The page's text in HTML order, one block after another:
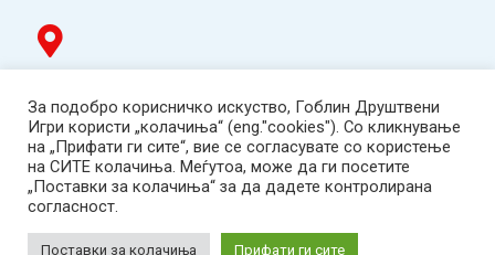
ТЦ Буњаковец - 1. кат, Скопје.
Tел: 078 669 482
Работно време: пон-пет 12:00-19:00 /саб 12:00-17:00
2001-2026 Goblin Games, All Rights Reserved.
Гоблин ДОО, Скопје. Даночен број:
За подобро корисничко искуство, Гоблин Друштвени
Игри користи „колачиња“ (eng."cookies"). Со кликнување
на „Прифати ги сите“, вие се согласувате со користење
на СИТЕ колачиња. Меѓутоа, може да ги посетите
„Поставки за колачиња“ за да дадете контролирана
согласност.
Поставки за колачиња Прифати ги сите